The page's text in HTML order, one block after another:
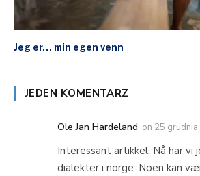
Jeg er… min egen venn
JEDEN KOMENTARZ
Ole Jan Hardeland on 25
Interessant artikkel. Nå har vi
dialekter i norge. Noen kan